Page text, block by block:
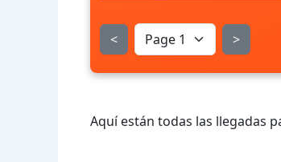
< >
Aquí están todas las llegadas